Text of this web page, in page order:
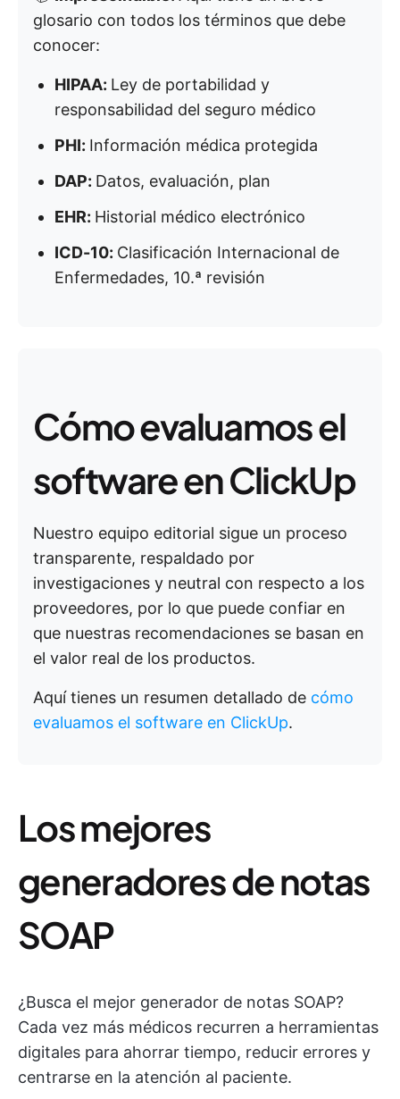
glosario con todos los términos que debe
conocer:
HIPAA: Ley de portabilidad y
responsabilidad del seguro médico
PHI: Información médica protegida
DAP: Datos, evaluación, plan
EHR: Historial médico electrónico
ICD-10: Clasificación Internacional de
Enfermedades, 10.ª revisión
Cómo evaluamos el
software en ClickUp
Nuestro equipo editorial sigue un proceso
transparente, respaldado por
investigaciones y neutral con respecto a los
proveedores, por lo que puede confiar en
que nuestras recomendaciones se basan en
el valor real de los productos.
Aquí tienes un resumen detallado de cómo
evaluamos el software en ClickUp.
Los mejores
generadores de notas
SOAP
¿Busca el mejor generador de notas SOAP?
Cada vez más médicos recurren a herramientas
digitales para ahorrar tiempo, reducir errores y
centrarse en la atención al paciente.